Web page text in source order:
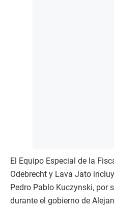
El Equipo Especial de la
Odebrecht y Lava Jato
Pedro Pablo Kuczynski, por
durante el gobierno de